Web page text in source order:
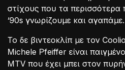
στίχους που τα περισσότερα
‘90s γνωρίζουμε και αγαπάμε.
Το δε βιντεοκλίπ με τον
Michele Pfeiffer είναι
MTV που έχει μπει στον